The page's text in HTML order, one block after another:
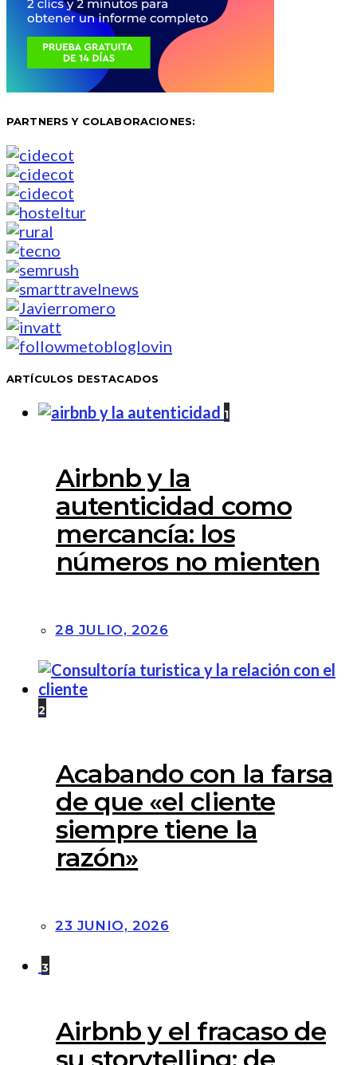
PARTNERS Y COLABORACIONES:
ARTÍCULOS DESTACADOS
1
Airbnb y la
autenticidad como
mercancía: los
números no mienten
28 JULIO, 2026
2
Acabando con la farsa
de que «el cliente
siempre tiene la
razón»
23 JUNIO, 2026
3
Airbnb y el fracaso de